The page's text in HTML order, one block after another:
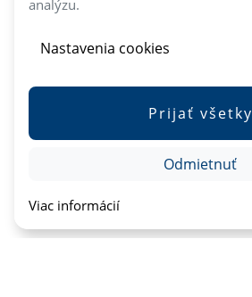
analýzu.
Nastavenia cookies
Prijať všetky
Odmietnuť
Viac informácií